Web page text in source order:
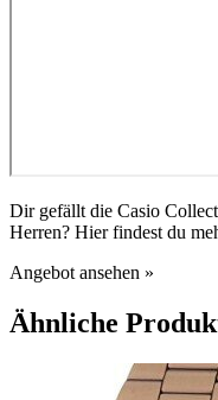
Dir gefällt die Casio
Herren? Hier findest du
Angebot ansehen »
Ähnliche